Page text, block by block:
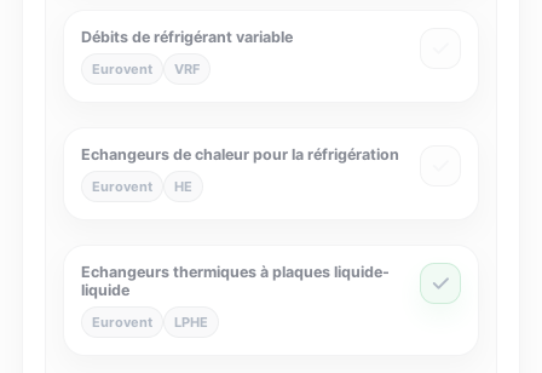
Débits de réfrigérant variable
Eurovent VRF
Echangeurs de chaleur pour la réfrigération
Eurovent HE
Echangeurs thermiques à plaques liquide-
liquide
Eurovent LPHE